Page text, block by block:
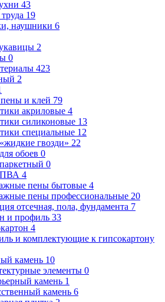
43
19
наушники 6
2
0
423
2
и клей 79
акриловые 4
силиконовые 13
специальные 12
гвозди» 22
обоев 0
0
4
пены бытовые 4
пены профессиональные 20
отсечная, пола, фундамента 7
и профиль 33
4
и комплектующие к гипсокартону
камень 10
элементы 0
камень 1
камень 6